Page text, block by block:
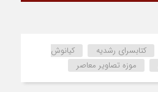
کتابسرای رشدیه
کیانوش
موزه تصاویر معاصر